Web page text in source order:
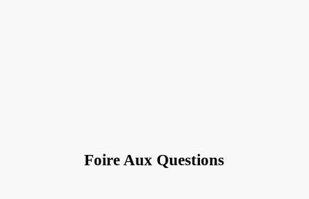
Foire Aux Questions